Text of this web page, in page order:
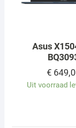
Asus
€
Uit voorraad